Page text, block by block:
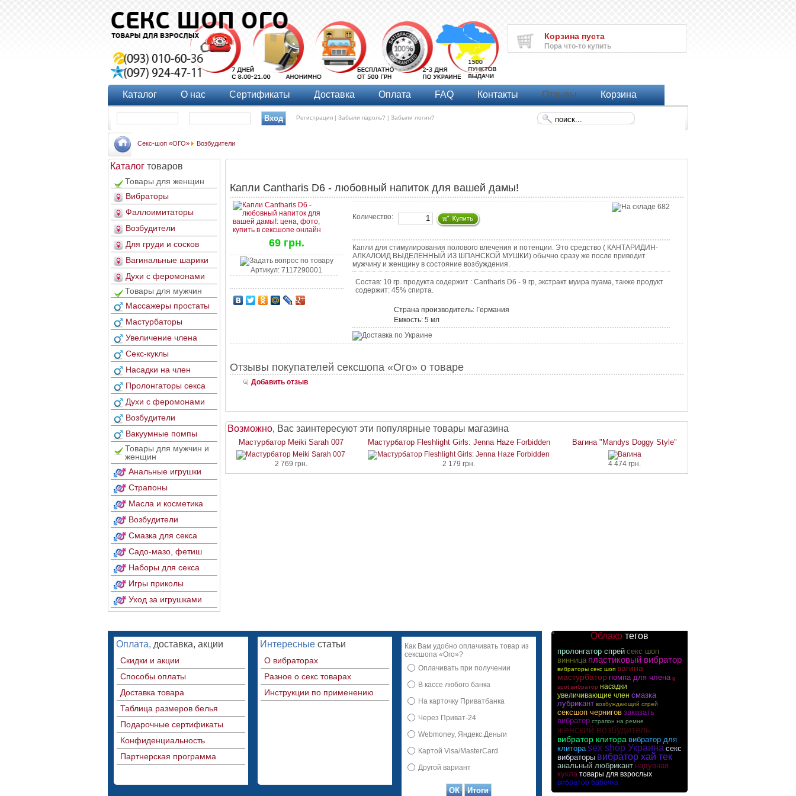
Корзина пуста
Пора что-то купить
Каталог О нас Сертификаты Доставка Оплата FAQ Контакты Отзывы Корзина
Регистрация |Забыли пароль? |Забыли логин?
Секс-шоп «ОГО» Возбудители
Каталог товаров
Товары для женщин
Вибраторы
Фаллоимитаторы
Возбудители
Для груди и сосков
Вагинальные шарики
Духи с феромонами
Товары для мужчин
Массажеры простаты
Мастурбаторы
Увеличение члена
Секс-куклы
Насадки на член
Пролонгаторы секса
Духи с феромонами
Возбудители
Вакуумные помпы
Товары для мужчин и
женщин
Анальные игрушки
Страпоны
Масла и косметика
Возбудители
Смазка для секса
Садо-мазо, фетиш
Наборы для секса
Игры приколы
Уход за игрушками
Капли Cantharis D6 - любовный напиток для вашей дамы!
69 грн.
Артикул: 7117290001
Количество:
Капли для стимулирования полового влечения и потенции. Это средство ( КАНТАРИДИН-
АЛКАЛОИД ВЫДЕЛЕННЫЙ ИЗ ШПАНСКОЙ МУШКИ) обычно сразу же после приводит
мужчину и женщину в состояние возбуждения.
Состав: 10 гр. продукта содержит : Cantharis D6 - 9 гр, экстракт муира пуама, также продукт
содержит: 45% спирта.
Страна производитель: Германия
Емкость: 5 мл
Отзывы покупателей сексшопа «Ого» о товаре
Добавить отзыв
Возможно, Вас заинтересуют эти популярные товары магазина
Мастурбатор Meiki Sarah 007
2 769 грн.
Мастурбатор Fleshlight Girls: Jenna Haze Forbidden
2 179 грн.
Вагина "Mandys Doggy Style"
4 474 грн.
Оплата, доставка, акции
Скидки и акции
Способы оплаты
Доставка товара
Таблица размеров белья
Подарочные сертификаты
Конфиденциальность
Партнерская программа
Интересные статьи
О вибраторах
Разное о секс товарах
Инструкции по применению
Как Вам удобно оплачивать товар из
сексшопа «Ого»?
Оплачивать при получении
В кассе любого банка
На карточку Приватбанка
Через Приват-24
Webmoney, Яндекс.Деньги
Картой Visa/MasterCard
Другой вариант
Облако тегов
пролонгатор спрей секс шоп
винница пластиковый вибратор
вибраторы секс шоп вагина
мастурбатор помпа для члена g
spot вибратор насадки
увеличивающие член смазка
лубрикант возбуждающий спрей
сексшоп чернигов заказать
вибратор страпон на ремне
женский возбудитель
вибратор клитора вибратор для
клитора sex shop Украина секс
вибраторы вибратор хай тек
анальный любрикант надувная
кукла товары для взрослых
вибратор бабочка